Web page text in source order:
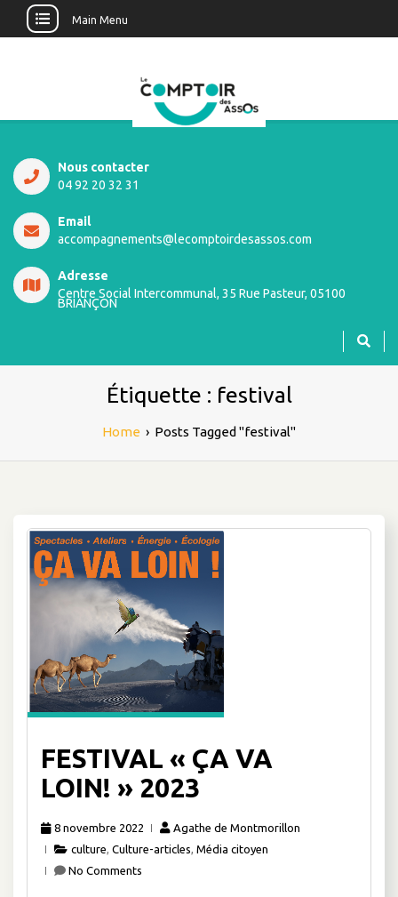
Main Menu
Nous contacter
04 92 20 32 31
Email
accompagnements@lecomptoirdesassos.com
Adresse
Centre Social Intercommunal, 35 Rue Pasteur, 05100
BRIANÇON
Étiquette : festival
Home › Posts Tagged "festival"
FESTIVAL « ÇA VA
LOIN! » 2023
8 novembre 2022
Agathe de Montmorillon
culture, Culture-articles, Média citoyen
No Comments